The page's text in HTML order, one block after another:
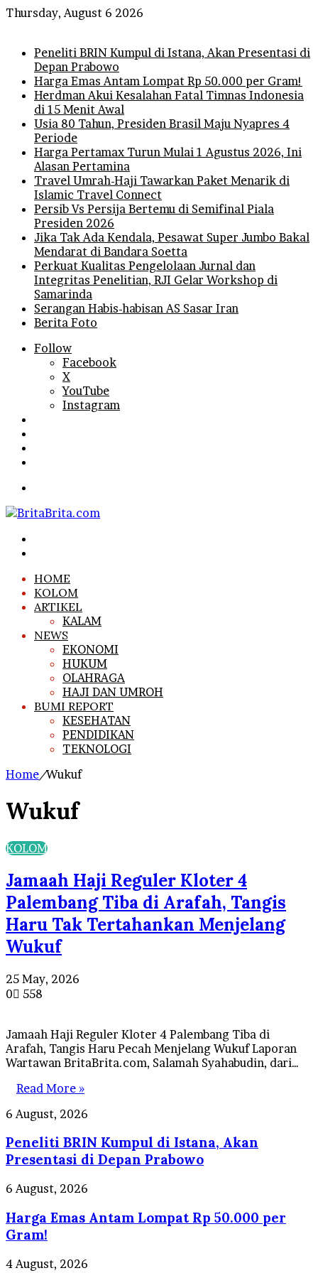
Thursday, August 6 2026
Peneliti BRIN Kumpul di Istana, Akan Presentasi di
Depan Prabowo
Harga Emas Antam Lompat Rp 50.000 per Gram!
Herdman Akui Kesalahan Fatal Timnas Indonesia
di 15 Menit Awal
Usia 80 Tahun, Presiden Brasil Maju Nyapres 4
Periode
Harga Pertamax Turun Mulai 1 Agustus 2026, Ini
Alasan Pertamina
Travel Umrah-Haji Tawarkan Paket Menarik di
Islamic Travel Connect
Persib Vs Persija Bertemu di Semifinal Piala
Presiden 2026
Jika Tak Ada Kendala, Pesawat Super Jumbo Bakal
Mendarat di Bandara Soetta
Perkuat Kualitas Pengelolaan Jurnal dan
Integritas Penelitian, RJI Gelar Workshop di
Samarinda
Serangan Habis-habisan AS Sasar Iran
Berita Foto
Follow
Facebook
X
YouTube
Instagram
HOME
KOLOM
ARTIKEL
KALAM
NEWS
EKONOMI
HUKUM
OLAHRAGA
HAJI DAN UMROH
BUMI REPORT
KESEHATAN
PENDIDIKAN
TEKNOLOGI
Home/Wukuf
Wukuf
KOLOM
Jamaah Haji Reguler Kloter 4
Palembang Tiba di Arafah, Tangis
Haru Tak Tertahankan Menjelang
Wukuf
25 May, 2026
0
558
Jamaah Haji Reguler Kloter 4 Palembang Tiba di
Arafah, Tangis Haru Pecah Menjelang Wukuf Laporan
Wartawan BritaBrita.com, Salamah Syahabudin, dari…
Read More »
Peneliti
Kumpul
di
Istana,
Akan
Presentasi
di
Depan
Prabowo
6 August, 2026
Peneliti BRIN Kumpul di Istana, Akan
Presentasi di Depan Prabowo
Harga
Antam
Lompat
Rp
50.000
6 August, 2026
Harga Emas Antam Lompat Rp 50.000 per
Gram!
Herdman
4 August, 2026